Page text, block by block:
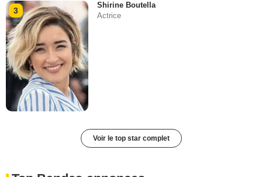
3
Shirine Boutella
Actrice
Voir le top star complet